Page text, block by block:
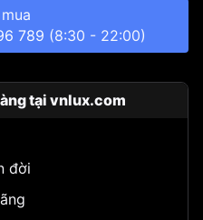
789 (8:30 - 22:00)
tại vnlux.com
đời